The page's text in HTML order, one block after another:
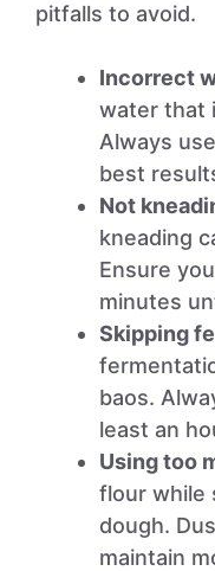
pitfalls to avoid.
Incorrect
water that
Always
best
Not
kneading
Ensure
minutes
Skipping
baos.
least an
Using too
flour while
dough.
maintain